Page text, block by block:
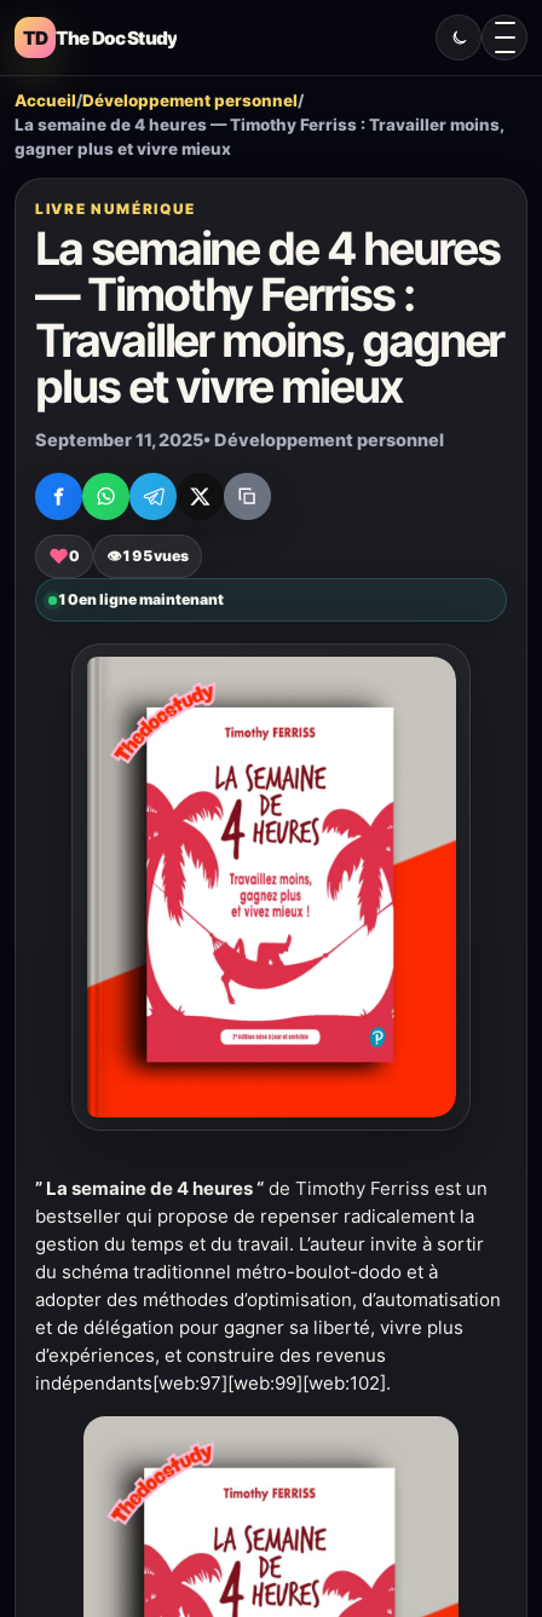
TD The Doc Study
Accueil/Développement personnel/
La semaine de 4 heures — Timothy Ferriss : Travailler moins,
gagner plus et vivre mieux
LIVRE NUMÉRIQUE
La semaine de 4 heures
— Timothy Ferriss :
Travailler moins, gagner
plus et vivre mieux
September 11, 2025• Développement personnel
♥0 👁195vues
10en ligne maintenant
” La semaine de 4 heures “ de Timothy Ferriss est un
bestseller qui propose de repenser radicalement la
gestion du temps et du travail. L’auteur invite à sortir
du schéma traditionnel métro-boulot-dodo et à
adopter des méthodes d’optimisation, d’automatisation
et de délégation pour gagner sa liberté, vivre plus
d’expériences, et construire des revenus
indépendants[web:97][web:99][web:102].